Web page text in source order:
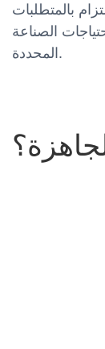
بالمتطلبات
الصناعة
المحددة.